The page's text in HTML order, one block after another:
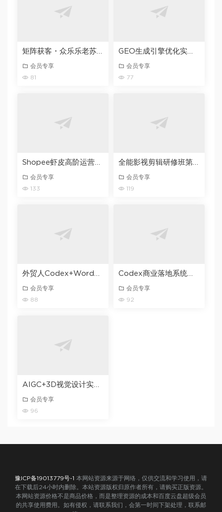
矩阵获客・众乐乐老苏・6月26-28号线下课，14小时录音+字幕+课件资料，完整保姆级矩阵实操手法与案例拆解，全程干货
会员专享
81
GEO生成引擎优化实战课，从入门到精通，破解AI时代的流量与品牌密码
会员专享
77
Shopee虾皮高阶运营精英特训营，高阶运营技巧+流量提升+转化率优化，助你业绩翻倍（更新26年7月）
会员专享
133
全能影视剪辑研修班第1期｜PR/FCPX/达芬奇三软件全覆盖・剪辑思维・商业实战・调色包装全链路系统课
会员专享
119
外贸人Codex+WordPress建站课，AI建站・外贸独立站・询盘承接，从0到1学会用Codex辅助建站
会员专享
88
Codex商业落地系统实战课，零基础零门槛新手小白也能学会，打造自己的AI自动化工作流+产品系统
会员专享
92
AIGC+3D视觉设计实战训练营
会员专享
96
豫ICP备19013779号-1 本网站资源来源于网络，仅供交流和学习使用，请
在下载后24小时内删除。本站资源版权归原作者所有，请购买正版资源。
本网站资源价格不是商品价格，而是整理资源的成本和百度云盘超级会员
的共享使用费用。如有侵权，请联系我们，会第一时间下架处理，联系邮